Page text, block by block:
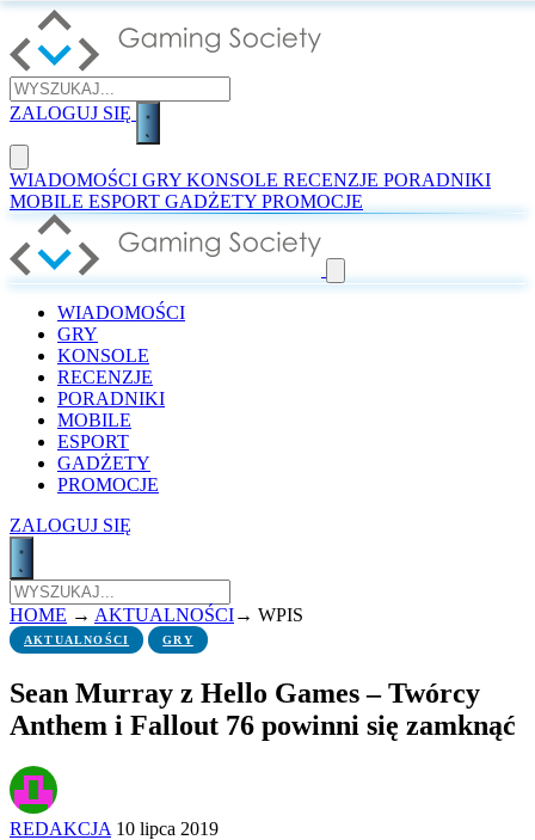
ZALOGUJ SIĘ
WIADOMOŚCI GRY KONSOLE RECENZJE PORADNIKI
MOBILE ESPORT GADŻETY PROMOCJE
WIADOMOŚCI
GRY
KONSOLE
RECENZJE
PORADNIKI
MOBILE
ESPORT
GADŻETY
PROMOCJE
ZALOGUJ SIĘ
HOME → AKTUALNOŚCI→ WPIS
AKTUALNOŚCI GRY
Sean Murray z Hello Games – Twórcy
Anthem i Fallout 76 powinni się zamknąć
REDAKCJA 10 lipca 2019